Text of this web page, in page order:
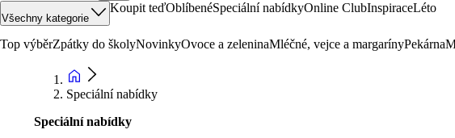
Všechny kategorie
Koupit teďOblíbenéSpeciální nabídkyOnline ClubInspiraceLéto
Top výběrZpátky do školyNovinkyOvoce a zeleninaMléčné, vejce a margarínyPekárna
Speciální nabídky
Speciální nabídky